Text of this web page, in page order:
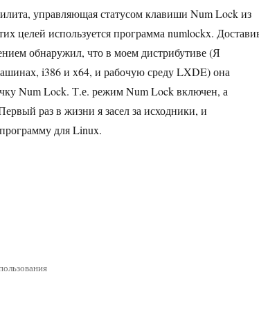
управляющая статусом клавиши Num Lock из
целей используется программа numlockx.
обнаружил, что в моем дистрибутиве (Я
i386 и x64, и рабочую среду LXDE) она
Num Lock. Т.е. режим Num Lock включен, а
раз в жизни я засел за исходники, и
для Linux.
numlockx и индикатором Num Lock в Debian